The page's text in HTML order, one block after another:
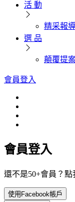
活 動
精采報
選 品
顛覆提
會員登入
會員登入
還不是50+會員？點
使用Facebook帳戶